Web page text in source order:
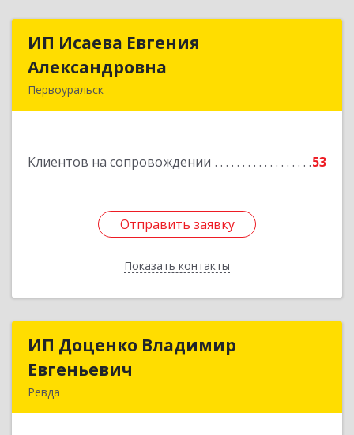
ИП Исаева Евгения
Александровна
Первоуральск
Клиентов на сопровождении 53
Отправить заявку
Показать контакты
ИП Исаева Евгения
Отправить заявку
Назад
ИП Доценко Владимир
Евгеньевич
Ревда
ИП Доценко Владимир